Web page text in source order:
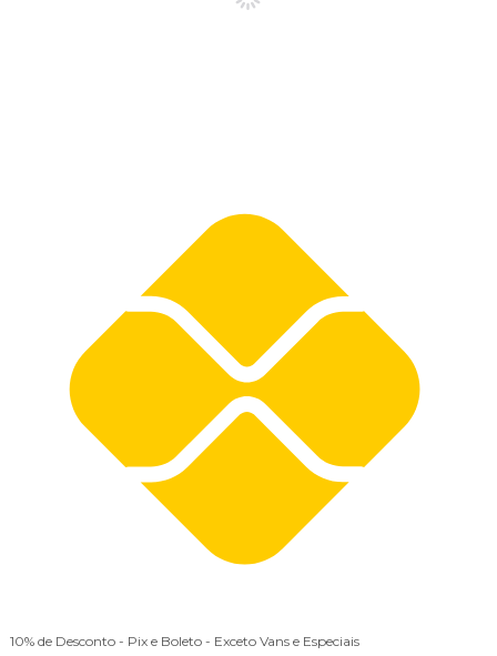
10% de Desconto - Pix e Boleto - Exceto Vans e Especiais